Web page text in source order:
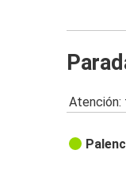
Atención: